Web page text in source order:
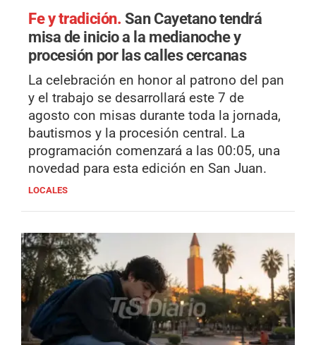
Fe y tradición. San Cayetano tendrá
misa de inicio a la medianoche y
procesión por las calles cercanas
La celebración en honor al patrono del pan
y el trabajo se desarrollará este 7 de
agosto con misas durante toda la jornada,
bautismos y la procesión central. La
programación comenzará a las 00:05, una
novedad para esta edición en San Juan.
LOCALES